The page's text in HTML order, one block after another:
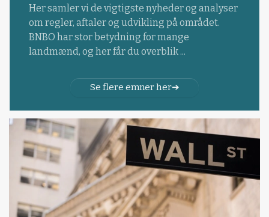
Her samler vi de vigtigste nyheder og analyser
om regler, aftaler og udvikling på området.
BNBO har stor betydning for mange
landmænd, og her får du overblik ...
Se flere emner her